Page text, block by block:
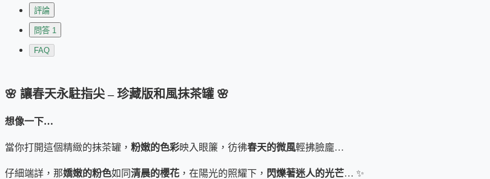
評論
問答 1
FAQ
🌸 讓春天永駐指尖 – 珍藏版和風抹茶罐 🌸
想像一下…
當你打開這個精緻的抹茶罐， 粉嫩的色彩映入眼簾，彷彿春天的微風輕拂臉龐…
仔細端詳，那嬌嫩的粉色如同清晨的櫻花 ，在陽光的照耀下， 閃爍著迷人的光芒… ✨